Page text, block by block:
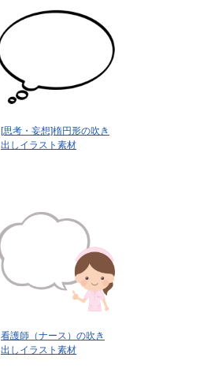
[思考・妄想]楕円形の吹き
出しイラスト素材
看護師（ナース）の吹き
出しイラスト素材